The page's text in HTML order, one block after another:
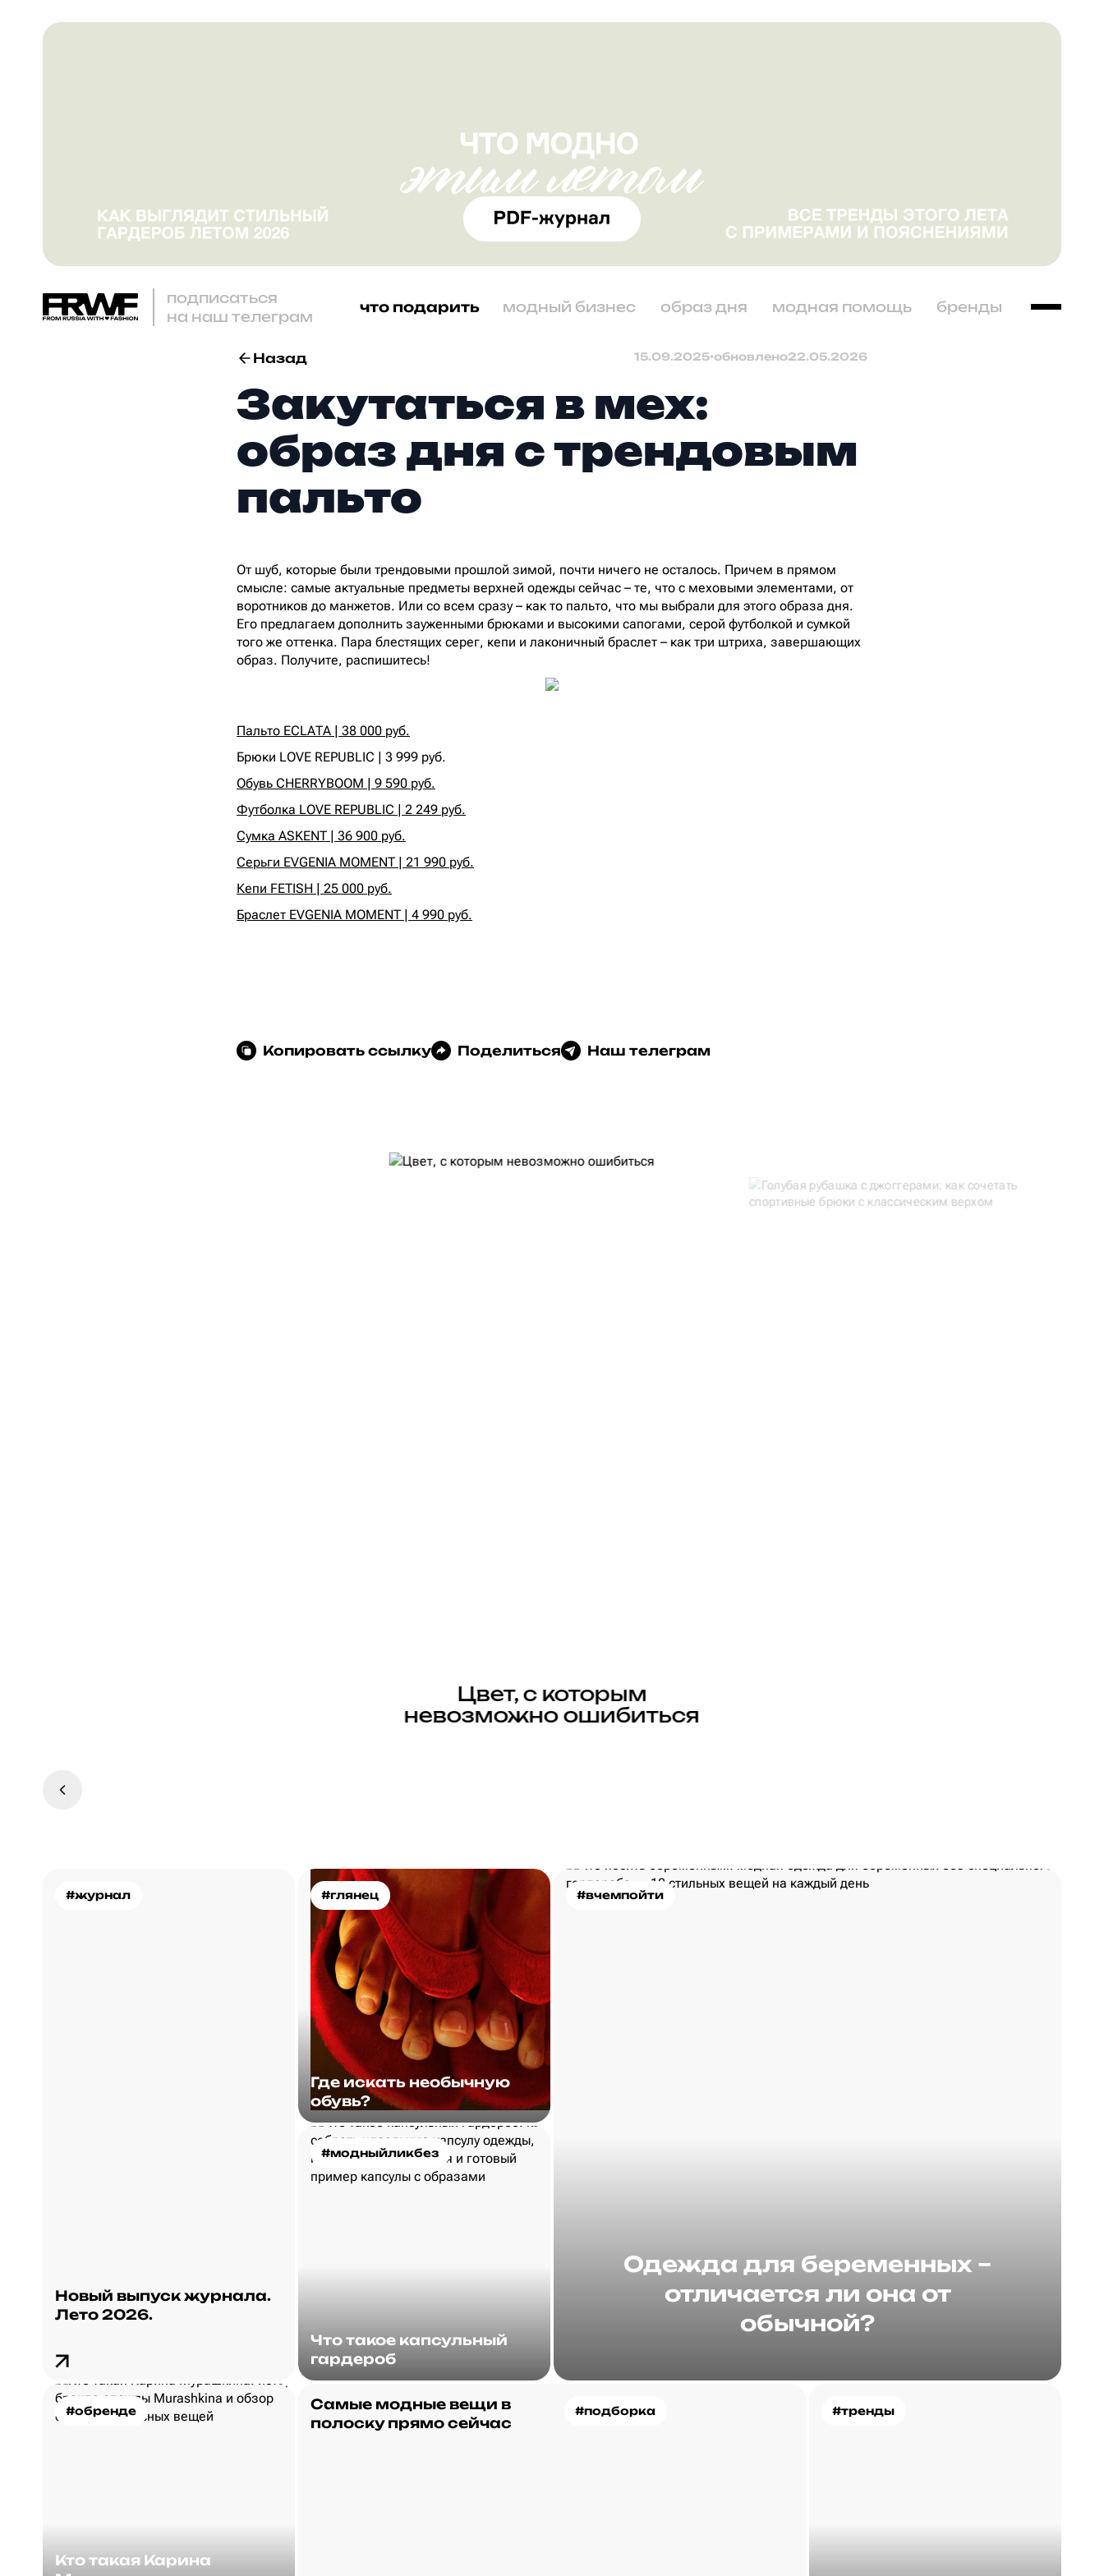
подписаться
на наш телеграм
что подарить модный бизнес образ дня модная помощь бренды
Назад 15.09.2025•обновлено22.05.2026
Закутаться в мех:
образ дня с трендовым
пальто
От шуб, которые были трендовыми прошлой зимой, почти ничего не осталось. Причем в прямом
смысле: самые актуальные предметы верхней одежды сейчас – те, что с меховыми элементами, от
воротников до манжетов. Или со всем сразу – как то пальто, что мы выбрали для этого образа дня.
Его предлагаем дополнить зауженными брюками и высокими сапогами, серой футболкой и сумкой
того же оттенка. Пара блестящих серег, кепи и лаконичный браслет – как три штриха, завершающих
образ. Получите, распишитесь!
Пальто ECLATA | 38 000 руб.
‍Брюки LOVE REPUBLIC | 3 999 руб.‍
Обувь CHERRYBOOM | 9 590 руб.
Футболка LOVE REPUBLIC | 2 249 руб.
Сумка ASKENT | 36 900 руб.
Серьги EVGENIA MOMENT | 21 990 руб.
Кепи FETISH | 25 000 руб.
Браслет EVGENIA MOMENT | 4 990 руб.
Копировать ссылку Поделиться Наш телеграм
Цвет, с которым
невозможно ошибиться
#журнал
Новый выпуск журнала.
Лето 2026.
#глянец
Где искать необычную
обувь?
#вчемпойти
Одежда для беременных –
отличается ли она от
обычной?
#модныйликбез
Что такое капсульный
гардероб
#обренде
Кто такая Карина
#подборка
Самые модные вещи в
полоску прямо сейчас
#тренды